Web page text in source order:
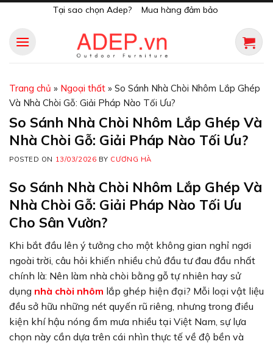
content
Tại sao chọn Adep? Mua hàng đảm bảo
Trang chủ » Ngoại thất » So Sánh Nhà Chòi Nhôm Lắp Ghép
Và Nhà Chòi Gỗ: Giải Pháp Nào Tối Ưu?
So Sánh Nhà Chòi Nhôm Lắp Ghép Và
Nhà Chòi Gỗ: Giải Pháp Nào Tối Ưu?
POSTED ON 13/03/2026 BY CƯƠNG HÀ
So Sánh Nhà Chòi Nhôm Lắp Ghép Và
Nhà Chòi Gỗ: Giải Pháp Nào Tối Ưu
Cho Sân Vườn?
Khi bắt đầu lên ý tưởng cho một không gian nghỉ ngơi
ngoài trời, câu hỏi khiến nhiều chủ đầu tư đau đầu nhất
chính là: Nên làm nhà chòi bằng gỗ tự nhiên hay sử
dụng nhà chòi nhôm lắp ghép hiện đại? Mỗi loại vật liệu
đều sở hữu những nét quyến rũ riêng, nhưng trong điều
kiện khí hậu nóng ẩm mưa nhiều tại Việt Nam, sự lựa
chọn này cần dựa trên cái nhìn thực tế về độ bền và